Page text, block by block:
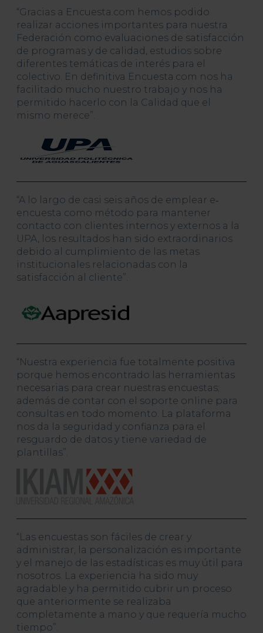
“Gracias a Encuesta.com hemos podido
realizar acciones importantes para nuestra
Federación como evaluaciones de satisfacción
de programas y de calidad, estudios sobre
diferentes temáticas de interés para el
colectivo. En definitiva Encuesta.com nos ha
facilitado mucho nuestro trabajo y nos ha
permitido hacerlo con la Calidad que el
mismo merece”.
“A lo largo de casi seis años de emplear e‐
encuesta como método para mantener
contacto con clientes internos y externos a la
UPA, los resultados han sido extraordinarios
debido al cumplimiento de las metas
institucionales relacionadas con la
satisfacción al cliente”.
“Nuestra experiencia fue totalmente positiva
porque hemos encontrado las herramientas
necesarias para crear nuestras encuestas;
además de contar con el soporte online para
consultas en todo momento. La plataforma
nos da la seguridad y confianza para el
resguardo de datos y tiene variedad de
plantillas”.
“Las encuestas son fáciles de crear y
administrar, la personalización es importante
y el manejo de las estadísticas es muy útil para
nosotros. La experiencia ha sido muy
agradable y ha permitido cubrir un proceso
que anteriormente se realizaba
completamente a mano y que requería mucho
tiempo”.